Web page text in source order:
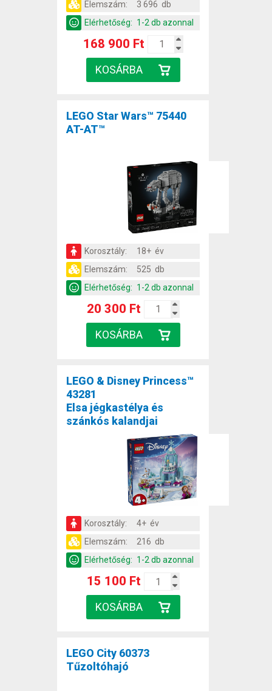
Elemszám:
3 696 db
Elérhetőség: 1-2 db azonnal
168 900 Ft
LEGO Star Wars™ 75440
AT-AT™
Korosztály:
18+ év
Elemszám:
525 db
Elérhetőség: 1-2 db azonnal
20 300 Ft
LEGO & Disney Princess™
43281
Elsa jégkastélya és
szánkós kalandjai
Korosztály:
4+ év
Elemszám:
216 db
Elérhetőség: 1-2 db azonnal
15 100 Ft
LEGO City 60373
Tűzoltóhajó